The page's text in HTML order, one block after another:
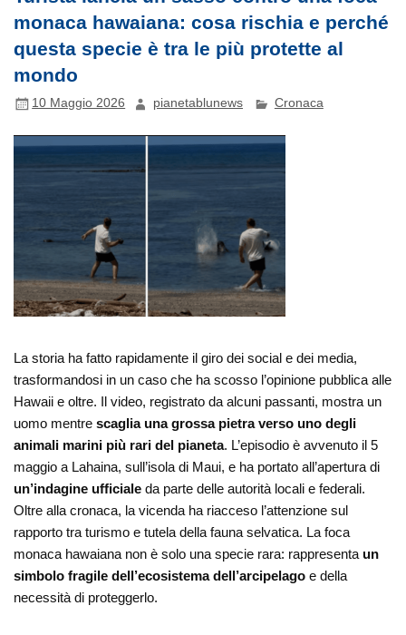
monaca hawaiana: cosa rischia e perché
questa specie è tra le più protette al
mondo
10 Maggio 2026 pianetablunews Cronaca
La storia ha fatto rapidamente il giro dei social e dei media,
trasformandosi in un caso che ha scosso l’opinione pubblica alle
Hawaii e oltre. Il video, registrato da alcuni passanti, mostra un
uomo mentrescaglia una grossa pietra verso uno degli
animali marini più rari del pianeta. L’episodio è avvenuto il 5
maggio a Lahaina, sull’isola di Maui, e ha portato all’apertura di
un’indagine ufficiale da parte delle autorità locali e federali.
Oltre alla cronaca, la vicenda ha riacceso l’attenzione sul
rapporto tra turismo e tutela della fauna selvatica. La foca
monaca hawaiana non è solo una specie rara: rappresenta un
simbolo fragile dell’ecosistema dell’arcipelago e della
necessità di proteggerlo.